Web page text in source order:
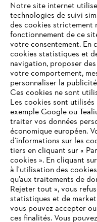
L'Entreprise
Questions /
Service
VOTRE
N'EST PLUS
Notre site internet
technologies de suivi
des cookies strictement
fonctionnement de ce
votre consentement. En
cookies statistiques et
navigation, proposer
votre comportement,
personnaliser la
Ces cookies ne sont
Les cookies sont
exemple Google ou
traiter vos données
économique européen.
d’informations sur les
tiers en cliquant sur «
cookies ». En cliquant
à l'utilisation des
qu’aux traitements de
Rejeter tout », vous
statistiques et de
vous pouvez accepter
ces finalités. Vous